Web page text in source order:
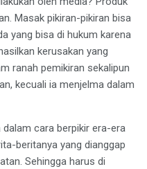
Masak pikiran-pikiran bisa
yang bisa di hukum karena
kerusakan yang
ranah pemikiran sekalipun
kecuali ia menjelma dalam
cara berpikir era-era
beritanya yang dianggap
Sehingga harus di